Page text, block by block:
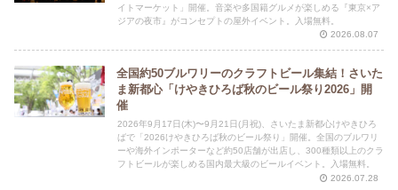
イトマーケット」開催。音楽や多国籍グルメが楽しめる『東京×ア
ジアの夜市』がコンセプトの屋外イベント。入場無料。
2026.08.07
全国約50ブルワリーのクラフトビール集結！さいた
ま新都心「けやきひろば秋のビール祭り2026」開
催
2026年9月17日(木)〜9月21日(月祝)、さいたま新都心けやきひろ
ばで「2026けやきひろば秋のビール祭り」開催。全国のブルワリ
ーや海外インポーターなど約50店舗が出店し、300種類以上のクラ
フトビールが楽しめる国内最大級のビールイベント。入場無料。
2026.07.28